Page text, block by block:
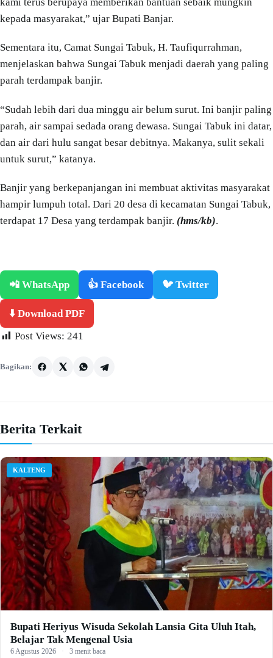
kepada masyarakat,” ujar Bupati Banjar.
Sementara itu, Camat Sungai Tabuk, H. Taufiqurrahman,
menjelaskan bahwa Sungai Tabuk menjadi daerah yang paling
parah terdampak banjir.
“Sudah lebih dari dua minggu air belum surut. Ini banjir paling
parah, air sampai sedada orang dewasa. Sungai Tabuk ini datar,
dan air dari hulu sangat besar debitnya. Makanya, sulit sekali
untuk surut,” katanya.
Banjir yang berkepanjangan ini membuat aktivitas masyarakat
hampir lumpuh total. Dari 20 desa di kecamatan Sungai Tabuk,
terdapat 17 Desa yang terdampak banjir. (hms/kb).
📲 WhatsApp 👍 Facebook 🐦 Twitter
⬇️ Download PDF
Post Views: 241
Bagikan:
Berita Terkait
KALTENG
Bupati Heriyus Wisuda Sekolah Lansia Gita Uluh Itah,
Belajar Tak Mengenal Usia
6 Agustus 2026 · 3 menit baca